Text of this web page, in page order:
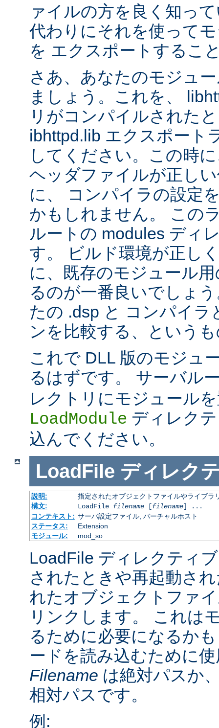
ァイルの方を良く知っ
代わりにそれを使って
を エクスポートするこ
さあ、あなたのモジュ
ましょう。これを、
リがコンパイルされた
ibhttpd.lib エクスポート
してください。この時
ヘッダファイルが正し
に、 コンパイラの設定
かもしれません。 この
ルートの modules ディ
す。 ビルド環境が正し
に、既存のモジュール
るのが一番良いでしょ
たの .dsp と コンパイ
ンを比較する、という
これで DLL 版のモジュ
るはずです。 サーバル
レクトリにモジュール
LoadModule ディレク
込んでください。
LoadFile ディレク
説明:
指定されたオブジェクトファイルやライブラ
構文:
LoadFile filename[filename] ...
コンテキスト: サーバ設定ファイル, バーチャルホスト
ステータス:
Extension
モジュール:
mod_so
LoadFile ディレクティ
されたときや再起動さ
れたオブジェクトファ
リンクします。 これは
るために必要になるか
ードを読み込むために
Filename は絶対パスか
相対パスです。
例: